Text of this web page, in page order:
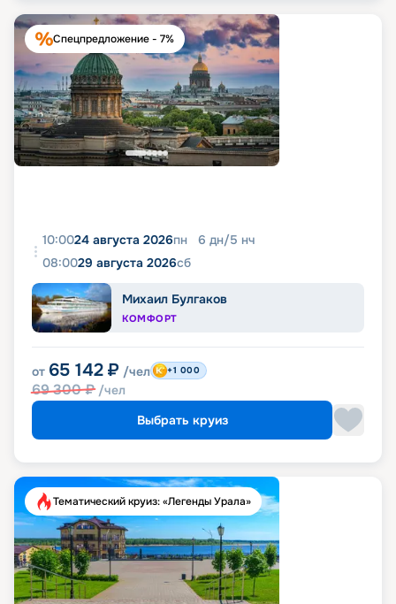
Спецпредложение - 7%
10:0024 августа 2026пн 6 дн/5 нч
08:0029 августа 2026сб
Михаил Булгаков
КОМФОРТ
от 65 142 ₽ /чел
69 300₽ /чел
+1 000
Выбрать круиз
Тематический круиз: «Легенды Урала»